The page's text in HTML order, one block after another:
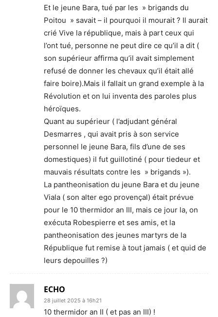
Et le jeune Bara, tué par les » brigands du
Poitou » savait – il pourquoi il mourait ? Il aurait
crié Vive la république, mais à part ceux qui
l’ont tué, personne ne peut dire ce qu’il a dit (
son supérieur affirma qu’il avait simplement
refusé de donner les chevaux qu’il était allé
faire boire).Mais il fallait un grand exemple à la
Révolution et on lui inventa des paroles plus
héroïques.
Quant au supérieur ( l’adjudant général
Desmarres , qui avait pris à son service
personnel le jeune Bara, fils d’une de ses
domestiques) il fut guillotiné ( pour tiedeur et
mauvais résultats contre les » brigands »).
La pantheonisation du jeune Bara et du jeune
Viala ( son alter ego provençal) était prévue
pour le 10 thermidor an III, mais ce jour la, on
exécuta Robespierre et ses amis, et la
pantheonisation des jeunes martyrs de la
République fut remise à tout jamais ( et quid de
leurs depouilles ?)
ECHO
28 juillet 2025 à 16h21
10 thermidor an II ( et pas an III) !